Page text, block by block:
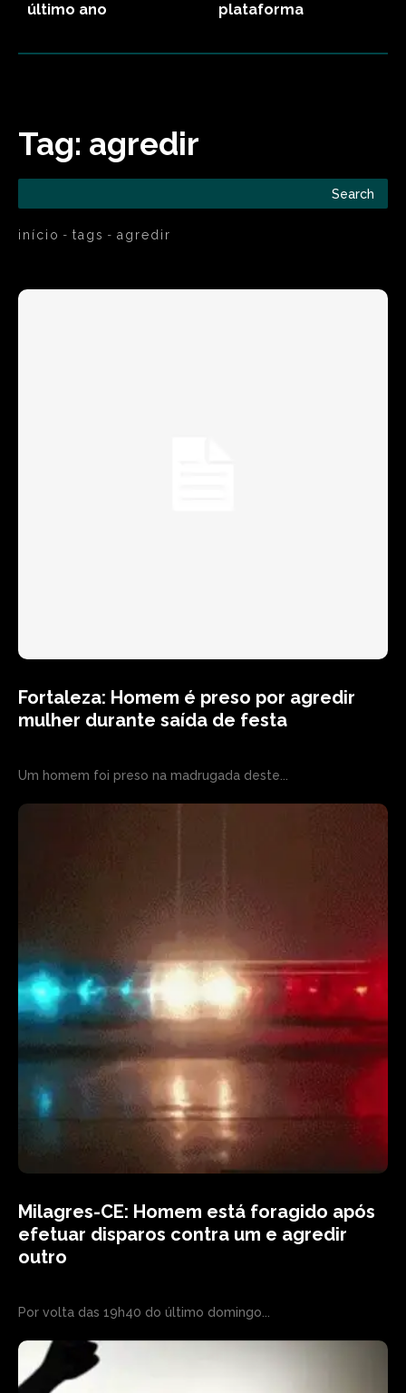
último ano
plataforma
Tag: agredir
Search
início tags agredir
Fortaleza: Homem é preso por agredir
mulher durante saída de festa
Um homem foi preso na madrugada deste...
Milagres-CE: Homem está foragido após
efetuar disparos contra um e agredir
outro
Por volta das 19h40 do último domingo...